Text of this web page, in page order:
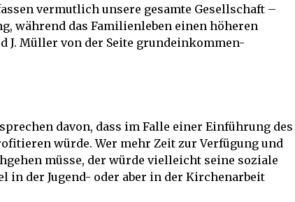
vermutlich unsere gesamte Gesellschaft –
während das Familienleben einen höheren
J. Müller von der Seite grundeinkommen-
davon, dass im Falle einer Einführung des
würde. Wer mehr Zeit zur Verfügung und
müsse, der würde vielleicht seine soziale
in der Jugend- oder aber in der Kirchenarbeit